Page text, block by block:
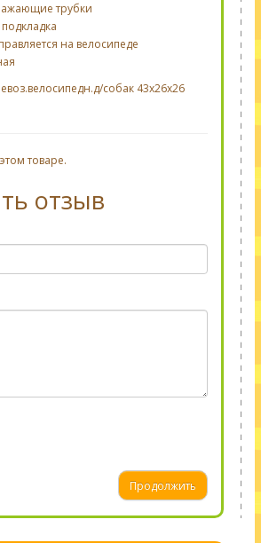
трубки
на велосипеде
собак 43x26x26
товаре.
отзыв
Продолжить